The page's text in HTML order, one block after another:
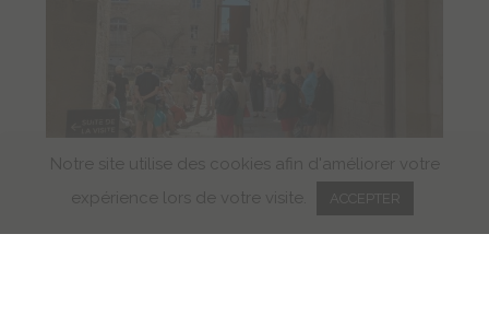
Notre site utilise des cookies afin d'améliorer votre
expérience lors de votre visite.
ACCEPTER